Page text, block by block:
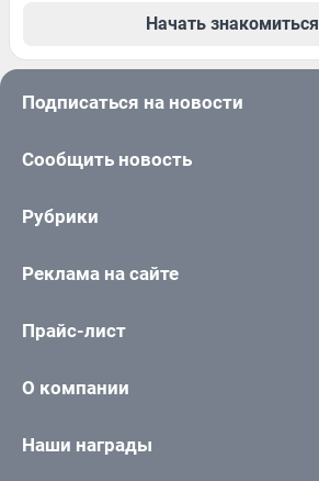
Начать знакомиться
Подписаться на новости
Сообщить новость
Рубрики
Реклама на сайте
Прайс-лист
О компании
Наши награды